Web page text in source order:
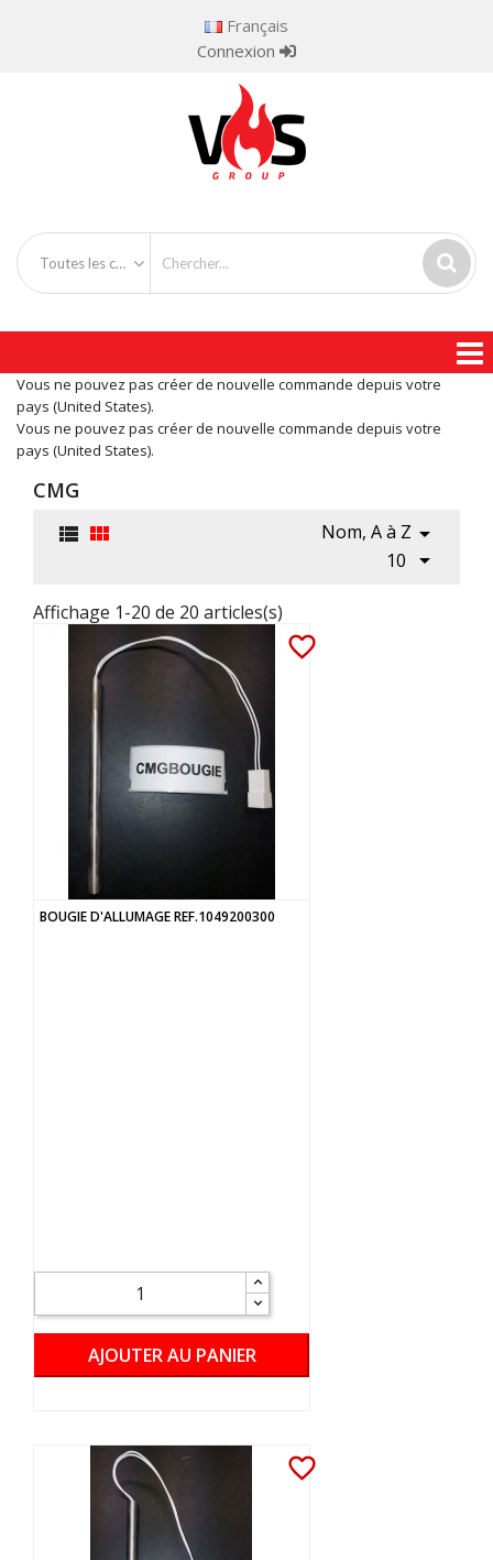
Français
Connexion
Toutes les catégories
Vous ne pouvez pas créer de nouvelle commande depuis votre
pays (United States).
Vous ne pouvez pas créer de nouvelle commande depuis votre
pays (United States).
CMG
  Nom, A à Z 
10 
Affichage 1-20 de 20 articles(s)
favorite_border
BOUGIE D'ALLUMAGE REF.1049200300
AJOUTER AU PANIER
favorite_border